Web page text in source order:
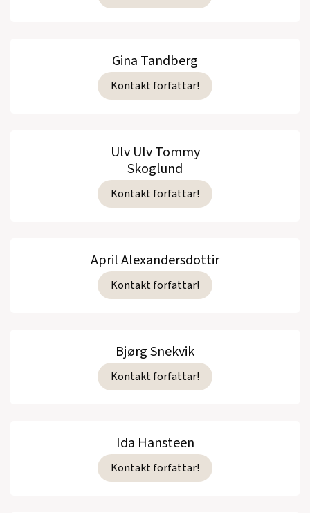
Gina Tandberg
Kontakt forfattar!
Ulv Ulv Tommy
Skoglund
Kontakt forfattar!
April Alexandersdottir
Kontakt forfattar!
Bjørg Snekvik
Kontakt forfattar!
Ida Hansteen
Kontakt forfattar!